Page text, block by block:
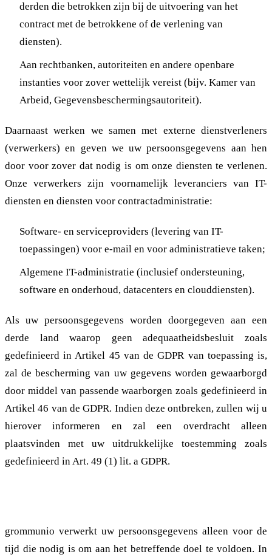
derden die betrokken zijn bij de uitvoering van het
contract met de betrokkene of de verlening van
diensten).
Aan rechtbanken, autoriteiten en andere openbare
instanties voor zover wettelijk vereist (bijv. Kamer van
Arbeid, Gegevensbeschermingsautoriteit).
Daarnaast werken we samen met externe dienstverleners
(verwerkers) en geven we uw persoonsgegevens aan hen
door voor zover dat nodig is om onze diensten te verlenen.
Onze verwerkers zijn voornamelijk leveranciers van IT-
diensten en diensten voor contractadministratie:
Software- en serviceproviders (levering van IT-
toepassingen) voor e-mail en voor administratieve taken;
Algemene IT-administratie (inclusief ondersteuning,
software en onderhoud, datacenters en clouddiensten).
Als uw persoonsgegevens worden doorgegeven aan een
derde land waarop geen adequaatheidsbesluit zoals
gedefinieerd in Artikel 45 van de GDPR van toepassing is,
zal de bescherming van uw gegevens worden gewaarborgd
door middel van passende waarborgen zoals gedefinieerd in
Artikel 46 van de GDPR. Indien deze ontbreken, zullen wij u
hierover informeren en zal een overdracht alleen
plaatsvinden met uw uitdrukkelijke toestemming zoals
gedefinieerd in Art. 49 (1) lit. a GDPR.
grommunio verwerkt uw persoonsgegevens alleen voor de
tijd die nodig is om aan het betreffende doel te voldoen. In